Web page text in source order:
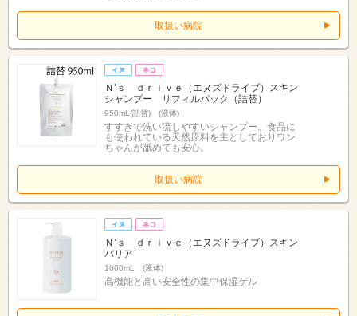
取扱い病院
Ｎ’ｓ ｄｒｉｖｅ（エヌズドライブ）スキン
シャンプー リフィルパック（詰替）
950mL(詰替) (液体)
すすぎで洗い流しやすいシャンプー。食品に
も使われている天然原料を主としておりワン
ちゃんが舐めても安心。
取扱い病院
Ｎ’ｓ ｄｒｉｖｅ（エヌズドライブ）スキン
バリア
1000mL (液体)
高機能と高い安全性の集中保湿ゲル